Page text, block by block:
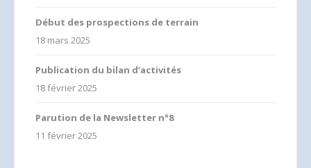
Début des prospections de terrain
18 mars 2025
Publication du bilan d’activités
18 février 2025
Parution de la Newsletter n°8
11 février 2025